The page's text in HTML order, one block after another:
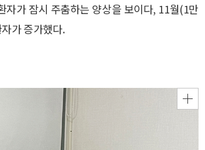
가 잠시 주춤하는 양상을 보이다, 11월(1만
가 증가했다.